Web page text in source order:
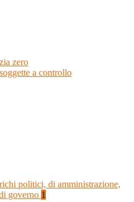
zero
a controllo
politici, di amministrazione,
governo 1